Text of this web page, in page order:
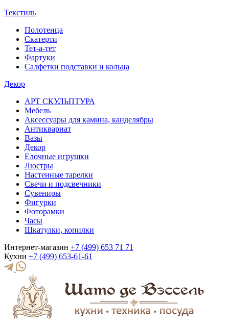
Текстиль
Полотенца
Скатерти
Тет-а-тет
Фартуки
Салфетки подставки и кольца
Декор
АРТ СКУЛЬПТУРА
Мебель
Аксессуары для камина, канделябры
Антиквариат
Вазы
Декор
Елочные игрушки
Люстры
Настенные тарелки
Свечи и подсвечники
Сувениры
Фигурки
Фоторамки
Часы
Шкатулки, копилки
Интернет-магазин +7 (499) 653 71 71
Кухни +7 (499) 653-61-61